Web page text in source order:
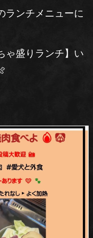
ランチメニューに
ゃ盛りランチ】い